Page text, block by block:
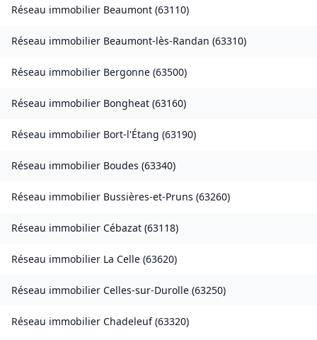
Réseau immobilier Beaumont (63110)
Réseau immobilier Beaumont-lès-Randan (63310)
Réseau immobilier Bergonne (63500)
Réseau immobilier Bongheat (63160)
Réseau immobilier Bort-l'Étang (63190)
Réseau immobilier Boudes (63340)
Réseau immobilier Bussières-et-Pruns (63260)
Réseau immobilier Cébazat (63118)
Réseau immobilier La Celle (63620)
Réseau immobilier Celles-sur-Durolle (63250)
Réseau immobilier Chadeleuf(63320)